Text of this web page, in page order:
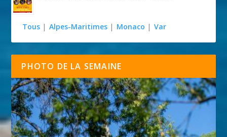
Tous | Alpes-Maritimes | Monaco | Var
PHOTO DE LA SEMAINE